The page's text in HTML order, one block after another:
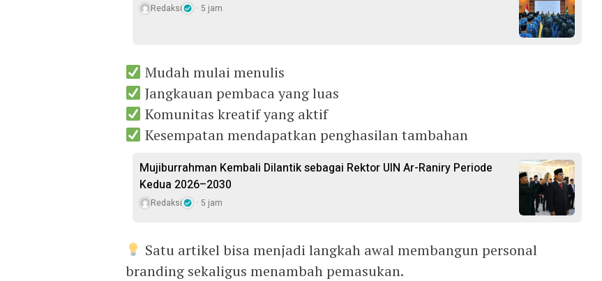
Redaksi 5 jam
Mudah mulai menulis
Jangkauan pembaca yang luas
Komunitas kreatif yang aktif
Kesempatan mendapatkan penghasilan tambahan
Mujiburrahman Kembali Dilantik sebagai Rektor UIN Ar-Raniry Periode
Kedua 2026–2030
Redaksi 5 jam
Satu artikel bisa menjadi langkah awal membangun personal
branding sekaligus menambah pemasukan.